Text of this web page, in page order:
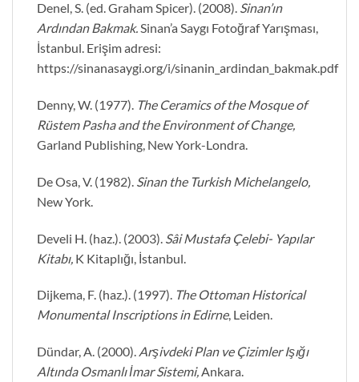
Denel, S. (ed. Graham Spicer). (2008). Sinan’ın
Ardından Bakmak.Sinan’a Saygı Fotoğraf Yarışması,
İstanbul. Erişim adresi:
https://sinanasaygi.org/i/sinanin_ardindan_bakmak.pdf
Denny, W. (1977). The Ceramics of the Mosque of
Rüstem Pasha and the Environment of Change,
Garland Publishing, New York-Londra.
De Osa, V. (1982). Sinan the Turkish Michelangelo,
New York.
Develi H. (haz.). (2003). Sâi Mustafa Çelebi- Yapılar
Kitabı, K Kitaplığı, İstanbul.
Dijkema, F. (haz.). (1997). The Ottoman Historical
Monumental Inscriptions in Edirne, Leiden.
Dündar, A. (2000). Arşivdeki Plan ve Çizimler Işığı
Altında Osmanlı İmar Sistemi,Ankara.